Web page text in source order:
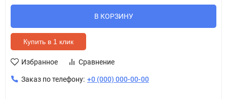
В КОРЗИНУ
Купить в 1 клик
Избранное Сравнение
Заказ по телефону: +0 (000) 000-00-00